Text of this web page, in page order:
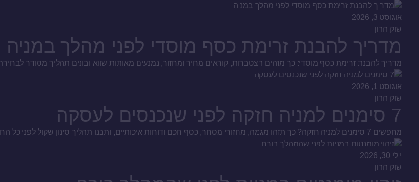
אוגוסט 3, 2026
שוק ההון
מדריך להבנת זרימת כסף מוסדי לפני מהלך במניה
מדריך להבנת זרימת כסף מוסדי: כך מזהים הצטברות, קוראים מחיר ומחזור, נמנעים מאותות שווא ובונים תהליך מסודר
אוגוסט 1, 2026
שוק ההון
7 סימנים למניה חזקה לפני שנכנסים לעסקה
מחפשים 7 סימנים למניה חזקה? כך תזהו מגמה, מחזורי מסחר, כסף חכם ודוחות איכותיים, ותבנו תהליך סינון שקול לפני כל החלטת קנייה בשוק ההון הישראלי, ולא שמועות.
יולי 30, 2026
שוק ההון